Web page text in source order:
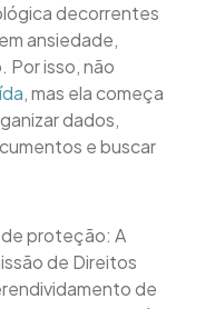
decorrentes
ansiedade,
Por isso, não
, mas ela começa
dados,
e buscar
de proteção: A
de Direitos
de